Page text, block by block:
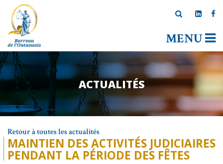
MENU
ACTUALITÉS
Retour à toutes les actualités
MAINTIEN DES ACTIVITÉS JUDICIAIRES
PENDANT LA PÉRIODE DES FÊTES